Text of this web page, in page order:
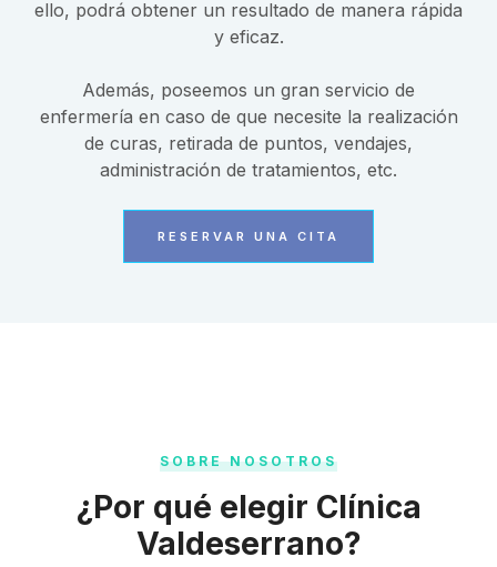
ello, podrá obtener un resultado de manera rápida
y eficaz.
Además, poseemos un gran servicio de
enfermería en caso de que necesite la realización
de curas, retirada de puntos, vendajes,
administración de tratamientos, etc.
RESERVAR UNA CITA
SOBRE NOSOTROS
¿Por qué elegir Clínica
Valdeserrano?